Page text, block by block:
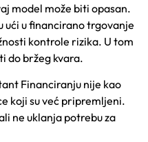
model može biti opasan.
ući u financirano trgovanje
kontrole rizika. U tom
do bržeg kvara.
Financiranju nije kao
koji su već pripremljeni.
ne uklanja potrebu za